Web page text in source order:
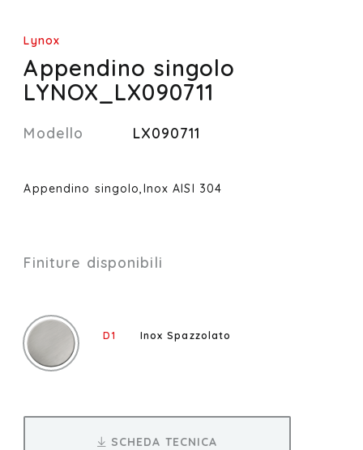
Lynox
Appendino singolo
LYNOX_LX090711
Modello LX090711
Appendino singolo,Inox AISI 304
Finiture disponibili
D1 Inox Spazzolato
SCHEDA TECNICA